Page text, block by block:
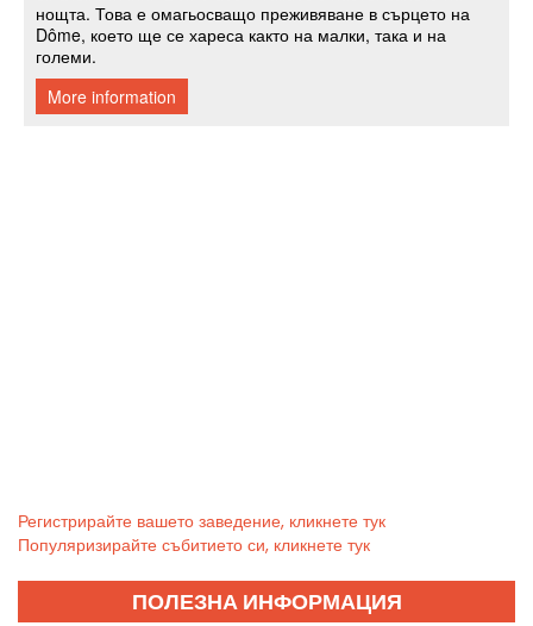
Регистрирайте вашето заведение, кликнете тук
Популяризирайте събитието си, кликнете тук
ПОЛЕЗНА ИНФОРМАЦИЯ